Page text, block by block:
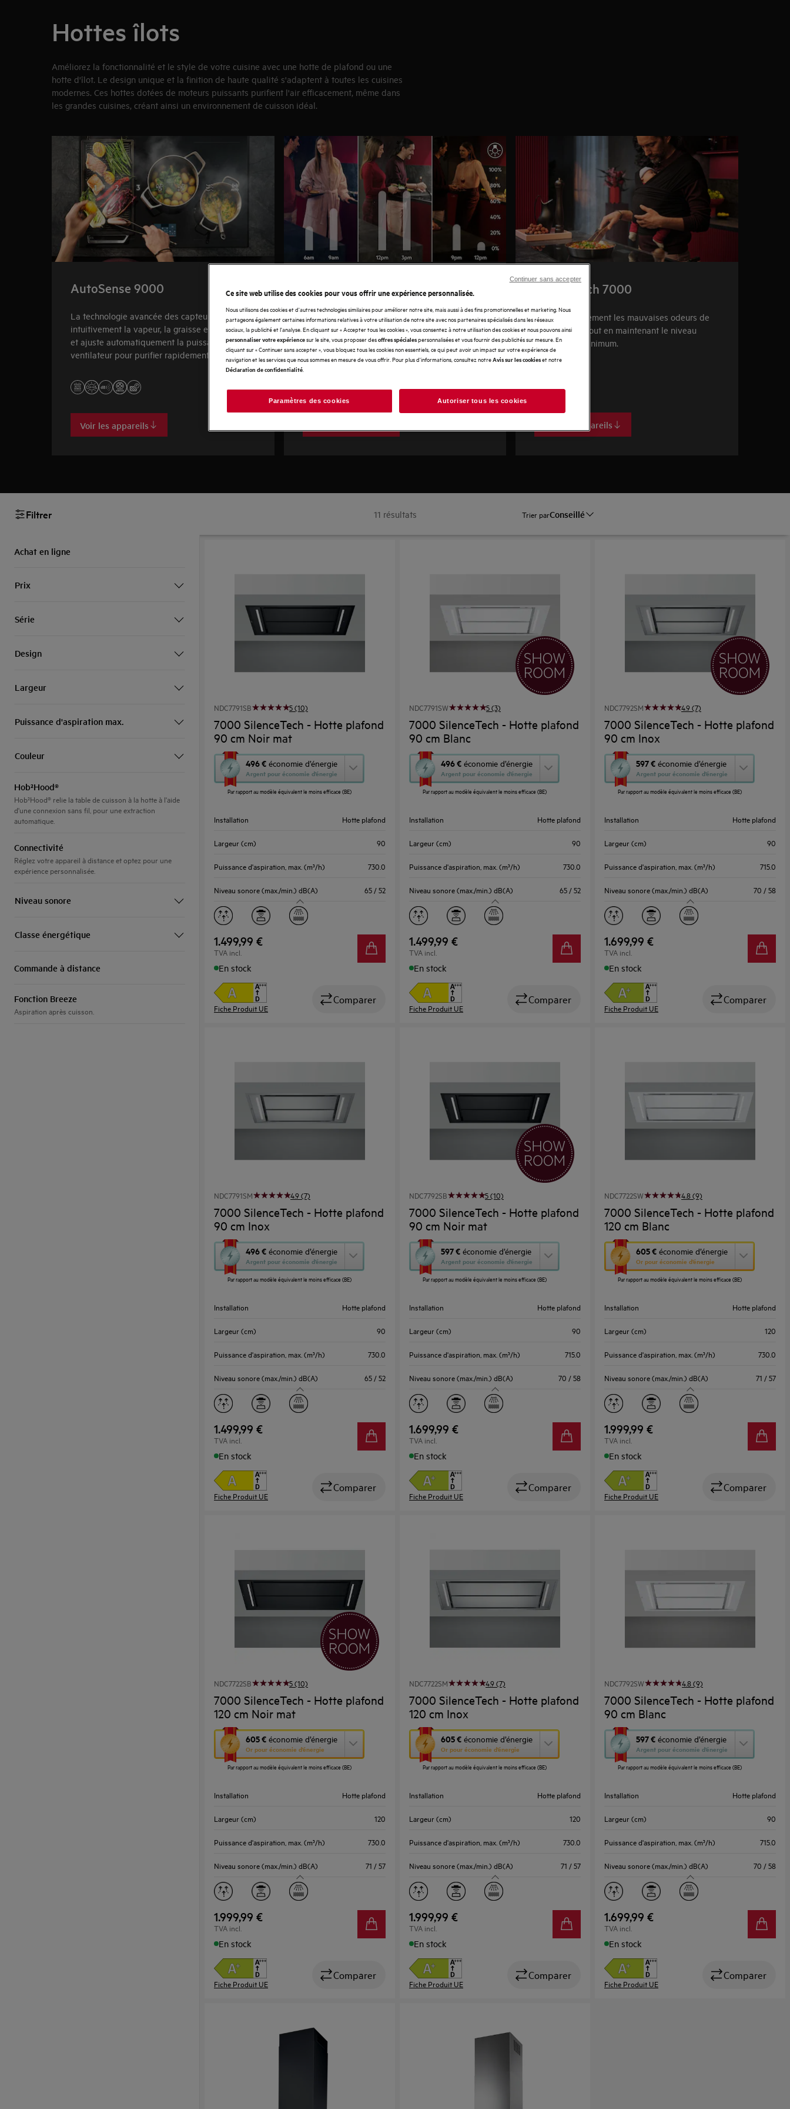
Hottes îlots
Améliorez la fonctionnalité et le style de votre cuisine avec une hotte de plafond ou une
hotte d'îlot. Le design unique et la finition de haute qualité s'adaptent à toutes les cuisines
modernes. Ces hottes dotées de moteurs puissants purifient l'air efficacement, même dans
les grandes cuisines, créant ainsi un environnement de cuisson idéal.
AutoSense 9000
La technologie avancée des capteurs détecte
intuitivement la vapeur, la graisse et les odeurs
et ajuste automatiquement la puissance du
ventilateur pour purifier rapidement l'air.
Voir les appareils
AuroraTech 8000
Adapte automatiquement la couleur et
l'intensité de la lumière de votre hotte en
fonction de l'heure de la journée pour créer
l'ambiance parfaite dans votre cuisine.
SilenceTech 7000
Aspire efficacement les mauvaises odeurs de
votre cuisine tout en maintenant le niveau
sonore à un minimum.
Voir les appareils
Filtrer 11 résultats Trier parConseillé
Achat en ligne
Prix
Série
Design
Largeur
Puissance d'aspiration max.
Couleur
Hob²Hood®
Hob²Hood® relie la table de cuisson à la hotte à l'aide
d'une connexion sans fil, pour une extraction
automatique.
Connectivité
Réglez votre appareil à distance et optez pour une
expérience personnalisée.
Niveau sonore
Classe énergétique
Commande à distance
Fonction Breeze
Aspiration après cuisson.
NDC7791SB 5 (10)
7000 SilenceTech - Hotte plafond
90 cm Noir mat
496 € économie d’énergie
Argent pour économie d’énergie
Cette
action
ouvrira
Économie
d’Énergie
Par rapport au modèle équivalent le moins efficace (BE)
Installation Hotte plafond
Largeur (cm) 90
Puissance d'aspiration, max. (m³/h) 730.0
Niveau sonore (max./min.) dB(A) 65 / 52
1.499,99 €
TVA incl.
En stock
Fiche Produit UE
Comparer
NDC7791SW 5 (3)
7000 SilenceTech - Hotte plafond
90 cm Blanc
496 € économie d’énergie
Argent pour économie d’énergie
Cette
action
ouvrira
Économie
d’Énergie
Par rapport au modèle équivalent le moins efficace (BE)
Installation Hotte plafond
Largeur (cm) 90
Puissance d'aspiration, max. (m³/h) 730.0
Niveau sonore (max./min.) dB(A) 65 / 52
1.499,99 €
TVA incl.
En stock
Fiche Produit UE
Comparer
NDC7792SM 4.9 (7)
7000 SilenceTech - Hotte plafond
90 cm Inox
597 € économie d’énergie
Argent pour économie d’énergie
Cette
action
ouvrira
Économie
d’Énergie
Par rapport au modèle équivalent le moins efficace (BE)
Installation Hotte plafond
Largeur (cm) 90
Puissance d'aspiration, max. (m³/h) 715.0
Niveau sonore (max./min.) dB(A) 70 / 58
1.699,99 €
TVA incl.
En stock
Fiche Produit UE
Comparer
NDC7791SM 4.9 (7)
7000 SilenceTech - Hotte plafond
90 cm Inox
496 € économie d’énergie
Argent pour économie d’énergie
Cette
action
ouvrira
Économie
d’Énergie
Par rapport au modèle équivalent le moins efficace (BE)
Installation Hotte plafond
Largeur (cm) 90
Puissance d'aspiration, max. (m³/h) 730.0
Niveau sonore (max./min.) dB(A) 65 / 52
1.499,99 €
TVA incl.
En stock
Fiche Produit UE
Comparer
NDC7792SB 5 (10)
7000 SilenceTech - Hotte plafond
90 cm Noir mat
597 € économie d’énergie
Argent pour économie d’énergie
Cette
action
ouvrira
Économie
d’Énergie
Par rapport au modèle équivalent le moins efficace (BE)
Installation Hotte plafond
Largeur (cm) 90
Puissance d'aspiration, max. (m³/h) 715.0
Niveau sonore (max./min.) dB(A) 70 / 58
1.699,99 €
TVA incl.
En stock
Fiche Produit UE
Comparer
NDC7722SW 4.8 (9)
7000 SilenceTech - Hotte plafond
120 cm Blanc
605 € économie d’énergie
Or pour économie d’énergie
Cette
action
ouvrira
Économie
d’Énergie
Par rapport au modèle équivalent le moins efficace (BE)
Installation Hotte plafond
Largeur (cm) 120
Puissance d'aspiration, max. (m³/h) 730.0
Niveau sonore (max./min.) dB(A) 71 / 57
1.999,99 €
TVA incl.
En stock
Fiche Produit UE
Comparer
NDC7722SB 5 (10)
7000 SilenceTech - Hotte plafond
120 cm Noir mat
605 € économie d’énergie
Or pour économie d’énergie
Cette
action
ouvrira
Économie
d’Énergie
Par rapport au modèle équivalent le moins efficace (BE)
Installation Hotte plafond
Largeur (cm) 120
Puissance d'aspiration, max. (m³/h) 730.0
Niveau sonore (max./min.) dB(A) 71 / 57
1.999,99 €
TVA incl.
En stock
Fiche Produit UE
Comparer
NDC7722SM 4.9 (7)
7000 SilenceTech - Hotte plafond
120 cm Inox
605 € économie d’énergie
Or pour économie d’énergie
Cette
action
ouvrira
Économie
d’Énergie
Par rapport au modèle équivalent le moins efficace (BE)
Installation Hotte plafond
Largeur (cm) 120
Puissance d'aspiration, max. (m³/h) 730.0
Niveau sonore (max./min.) dB(A) 71 / 57
1.999,99 €
TVA incl.
En stock
Fiche Produit UE
Comparer
NDC7792SW 4.8 (9)
7000 SilenceTech - Hotte plafond
90 cm Blanc
597 € économie d’énergie
Argent pour économie d’énergie
Cette
action
ouvrira
Économie
d’Énergie
Par rapport au modèle équivalent le moins efficace (BE)
Installation Hotte plafond
Largeur (cm) 90
Puissance d'aspiration, max. (m³/h) 715.0
Niveau sonore (max./min.) dB(A) 70 / 58
1.699,99 €
TVA incl.
En stock
Fiche Produit UE
Comparer
Ce site web utilise des cookies pour vous offrir une expérience personnalisée.
Nous utilisons des cookies et d'autres technologies similaires pour améliorer notre site, mais aussi à des fins promotionnelles et marketing. Nous
partageons également certaines informations relatives à votre utilisation de notre site avec nos partenaires spécialisés dans les réseaux
sociaux, la publicité et l'analyse. En cliquant sur « Accepter tous les cookies », vous consentez à notre utilisation des cookies et nous pouvons ainsi
personnaliser votre expériencesur le site, vous proposer desoffres spécialespersonnalisées et vous fournir des publicités sur mesure. En
cliquant sur « Continuer sans accepter », vous bloquez tous les cookies non essentiels, ce qui peut avoir un impact sur votre expérience de
navigation et les services que nous sommes en mesure de vous offrir. Pour plus d'informations, consultez notreAvis sur les cookieset notre
Déclaration de confidentialité
Paramètres des cookies Autoriser tous les cookies
Continuer sans accepter